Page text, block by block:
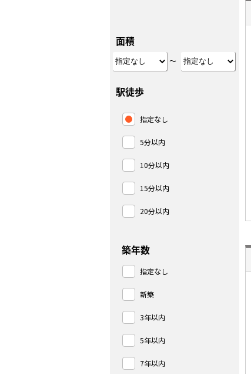
面積
～
駅徒歩
指定なし
5分以内
10分以内
15分以内
20分以内
築年数
指定なし
新築
3年以内
5年以内
7年以内